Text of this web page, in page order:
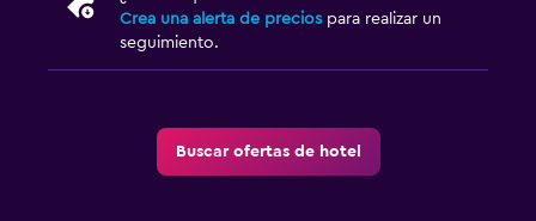
Crea una alerta de precios para realizar un
seguimiento.
Buscar ofertas de hotel